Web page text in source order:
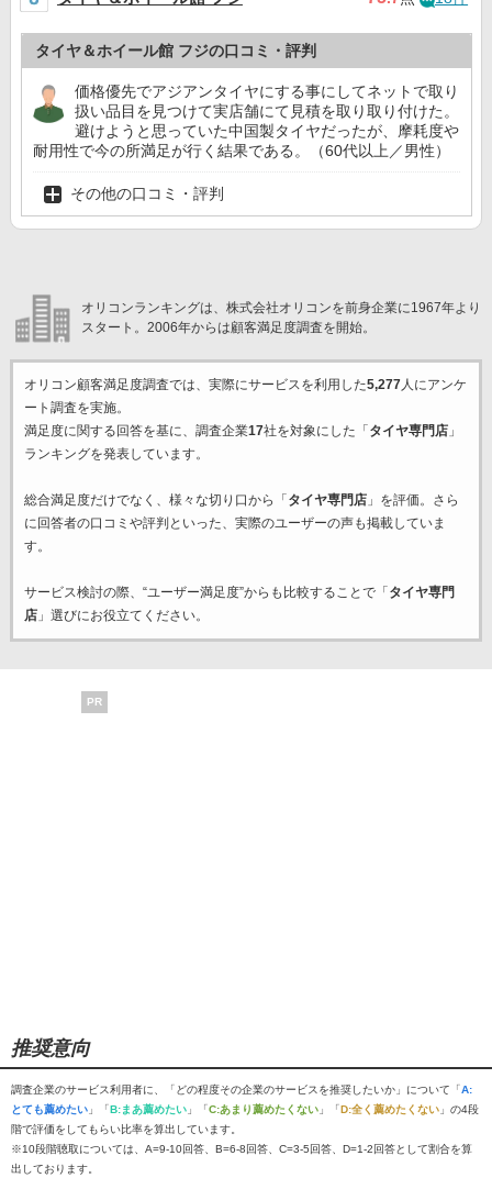
タイヤ＆ホイール館 フジの口コミ・評判
価格優先でアジアンタイヤにする事にしてネットで取り
扱い品目を見つけて実店舗にて見積を取り取り付けた。
避けようと思っていた中国製タイヤだったが、摩耗度や
耐用性で今の所満足が行く結果である。（60代以上／男性）
その他の口コミ・評判
オリコンランキングは、株式会社オリコンを前身企業に1967年より
スタート。2006年からは顧客満足度調査を開始。
オリコン顧客満足度調査では、実際にサービスを利用した5,277人にアンケ
ート調査を実施。
満足度に関する回答を基に、調査企業17社を対象にした「 タイヤ専門店」
ランキングを発表しています。
総合満足度だけでなく、様々な切り口から「 タイヤ専門店」を評価。さら
に回答者の口コミや評判といった、実際のユーザーの声も掲載していま
す。
サービス検討の際、“ユーザー満足度”からも比較することで「 タイヤ専門
店」選びにお役立てください。
PR
推奨意向
調査企業のサービス利用者に、「どの程度その企業のサービスを推奨したいか」について「A:
とても薦めたい 」「B:まあ薦めたい 」「C:あまり薦めたくない 」「D:全く薦めたくない 」の4段
階で評価をしてもらい比率を算出しています。
※10段階聴取については、A=9-10回答、B=6-8回答、C=3-5回答、D=1-2回答として割合を算
出しております。